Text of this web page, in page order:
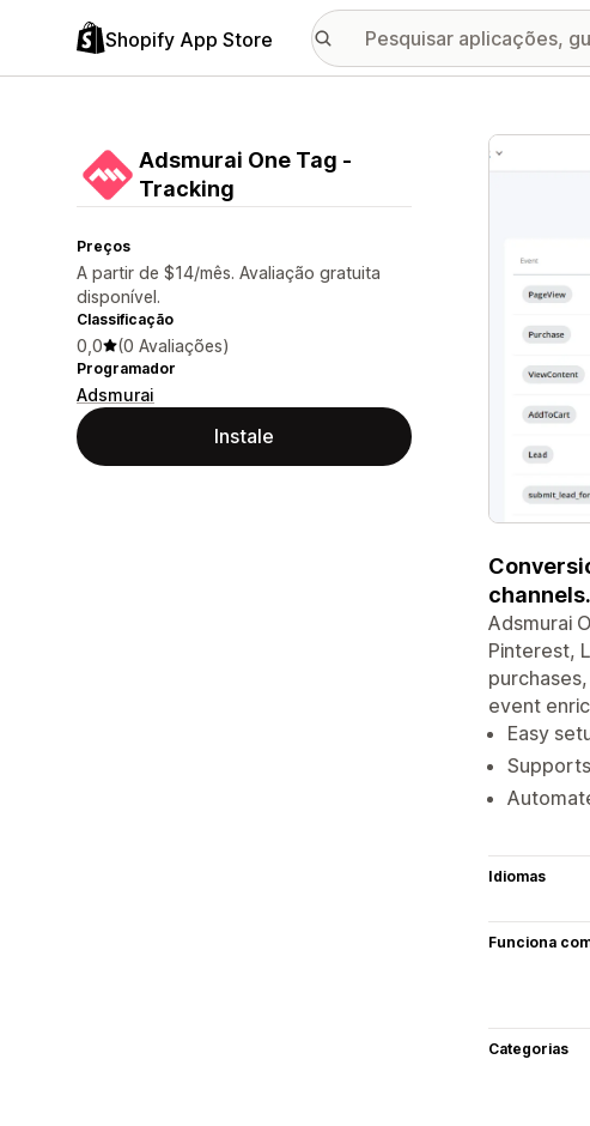
Shopify App Store
Adsmurai One Tag ‑
Tracking
Preços
A partir de $14/mês. Avaliação gratuita
disponível.
Classificação
0,0 (0 Avaliações)
Programador
Adsmurai
Instale
Galeria de
Adsmurai
Pinterest,
event
Easy
Idiomas
Funciona
Categorias